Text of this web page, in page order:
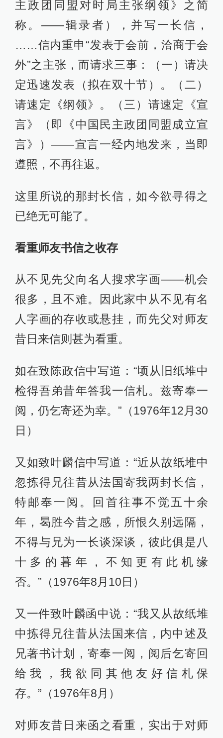
主政团同盟对时局主张纲领》之简
称。——辑录者），并写一长信，
……信内重申“发表于会前，洽商于会
外”之主张，而请求三事：（一）请决
定迅速发表（拟在双十节）。（二）
请速定《纲领》。（三）请速定《宣
言》（即《中国民主政团同盟成立宣
言》）——宣言一经内地发来，当即
遵照，不再往返。
这里所说的那封长信，如今欲寻得之
已绝无可能了。
看重师友书信之收存
从不见先父向名人搜求字画——机会
很多，且不难。因此家中从不见有名
人字画的存收或悬挂，而先父对师友
昔日来信则甚为看重。
如在致陈政信中写道：“顷从旧纸堆中
检得吾弟昔年答我一信札。兹寄奉一
阅，仍乞寄还为幸。”（1976年12月30
日）
又如致叶麟信中写道：“近从故纸堆中
忽拣得兄往昔从法国寄我两封长信，
特邮奉一阅。回首往事不觉五十余
年，曷胜今昔之感，所恨久别远隔，
不得与兄为一长谈深谈，彼此俱是八
十多的暮年，不知更有此机缘
否。”（1976年8月10日）
又一件致叶麟函中说：“我又从故纸堆
中拣得兄往昔从法国来信，内中述及
兄著书计划，寄奉一阅，阅后乞寄回
给我，我欲同其他友好信札保
存。”（1976年8月）
对师友昔日来函之看重，实出于对师